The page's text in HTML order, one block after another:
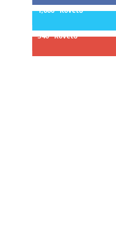
1,000 Követő
340 Követő